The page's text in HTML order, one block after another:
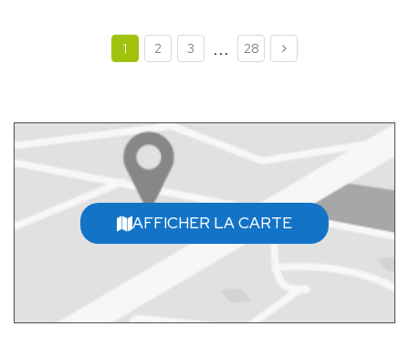
1 2 3 ... 28
AFFICHER LA CARTE